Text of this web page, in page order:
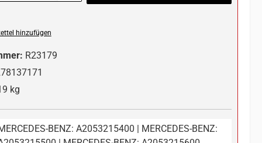
hinzufügen
R23179
kg
BENZ: A2053215400 | MERCEDES-BENZ: